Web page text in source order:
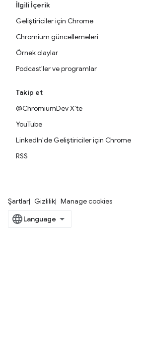
İlgili İçerik
Geliştiriciler için Chrome
Chromium güncellemeleri
Örnek olaylar
Podcast'ler ve programlar
Takip et
@ChromiumDev X'te
YouTube
LinkedIn'de Geliştiriciler için Chrome
RSS
Şartlar Gizlilik Manage cookies